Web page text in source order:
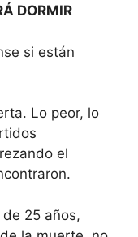
DORMIR
si están
Lo peor, lo
el
25 años,